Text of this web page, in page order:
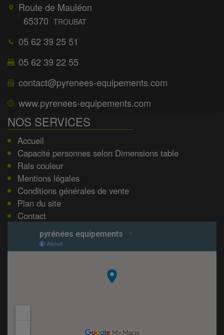
Route de Mauléon
65370 TROUBAT
05 62 39 25 51
05 62 39 22 55
contact@pyrenees-equipements.com
www.pyrenees-equipements.com
NOS SERVICES
Accueil
Capacité personnes selon Dimensions table
Rals couleur
Mentions légales
Conditions générales de vente
Plan du site
Contact